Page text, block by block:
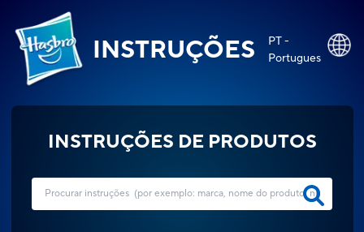
INSTRUÇÕES
PT -
Portugues
INSTRUÇÕES DE PRODUTOS